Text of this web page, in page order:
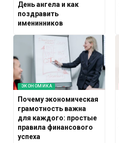
День ангела и как
поздравить
именинников
ЭКОНОМИКА
Почему экономическая
грамотность важна
для каждого: простые
правила финансового
успеха